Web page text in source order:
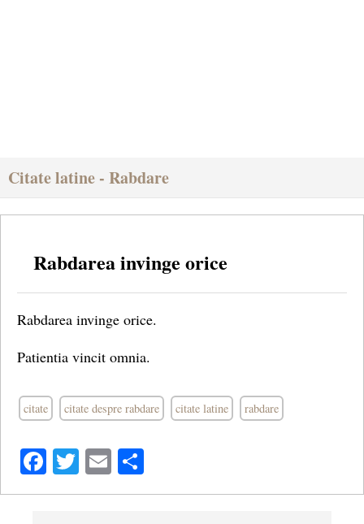
Citate latine - Rabdare
Rabdarea invinge orice
Rabdarea invinge orice.
Patientia vincit omnia.
citate citate despre rabdare citate latine rabdare
Facebook
Twitter
Email